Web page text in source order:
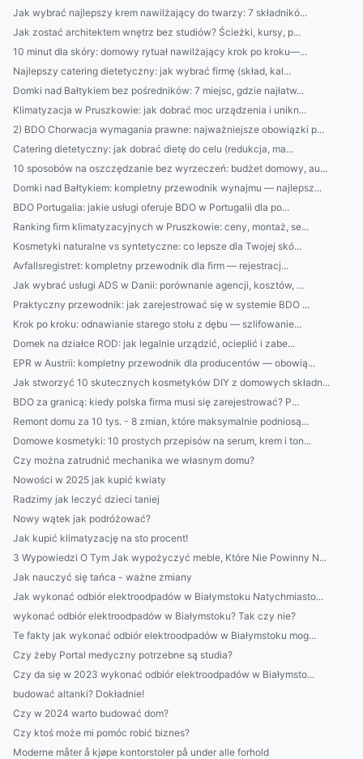
Jak wybrać najlepszy krem nawilżający do twarzy: 7 składnikó...
Jak zostać architektem wnętrz bez studiów? Ścieżki, kursy, p...
10 minut dla skóry: domowy rytuał nawilżający krok po kroku—...
Najlepszy catering dietetyczny: jak wybrać firmę (skład, kal...
Domki nad Bałtykiem bez pośredników: 7 miejsc, gdzie najłatw...
Klimatyzacja w Pruszkowie: jak dobrać moc urządzenia i unikn...
2) BDO Chorwacja wymagania prawne: najważniejsze obowiązki p...
Catering dietetyczny: jak dobrać dietę do celu (redukcja, ma...
10 sposobów na oszczędzanie bez wyrzeczeń: budżet domowy, au...
Domki nad Bałtykiem: kompletny przewodnik wynajmu — najlepsz...
BDO Portugalia: jakie usługi oferuje BDO w Portugalii dla po...
Ranking firm klimatyzacyjnych w Pruszkowie: ceny, montaż, se...
Kosmetyki naturalne vs syntetyczne: co lepsze dla Twojej skó...
Avfallsregistret: kompletny przewodnik dla firm — rejestracj...
Jak wybrać usługi ADS w Danii: porównanie agencji, kosztów, ...
Praktyczny przewodnik: jak zarejestrować się w systemie BDO ...
Krok po kroku: odnawianie starego stołu z dębu — szlifowanie...
Domek na działce ROD: jak legalnie urządzić, ocieplić i zabe...
EPR w Austrii: kompletny przewodnik dla producentów — obowią...
Jak stworzyć 10 skutecznych kosmetyków DIY z domowych składn...
BDO za granicą: kiedy polska firma musi się zarejestrować? P...
Remont domu za 10 tys. - 8 zmian, które maksymalnie podniosą...
Domowe kosmetyki: 10 prostych przepisów na serum, krem i ton...
Czy można zatrudnić mechanika we własnym domu?
Nowości w 2025 jak kupić kwiaty
Radzimy jak leczyć dzieci taniej
Nowy wątek jak podróżować?
Jak kupić klimatyzację na sto procent!
3 Wypowiedzi O Tym Jak wypożyczyć meble, Które Nie Powinny N...
Jak nauczyć się tańca - ważne zmiany
Jak wykonać odbiór elektroodpadów w Białymstoku Natychmiasto...
wykonać odbiór elektroodpadów w Białymstoku? Tak czy nie?
Te fakty jak wykonać odbiór elektroodpadów w Białymstoku mog...
Czy żeby Portal medyczny potrzebne są studia?
Czy da się w 2023 wykonać odbiór elektroodpadów w Białymsto...
budować altanki? Dokładnie!
Czy w 2024 warto budować dom?
Czy ktoś może mi pomóc robić biznes?
Moderne måter å kjøpe kontorstoler på under alle forhold